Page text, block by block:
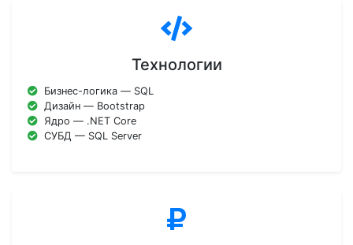
Технологии
Бизнес-логика — SQL
Дизайн — Bootstrap
Ядро — .NET Core
СУБД — SQL Server